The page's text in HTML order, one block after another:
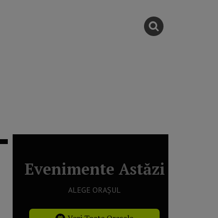
Evenimente Astăzi
ALEGE ORAȘUL